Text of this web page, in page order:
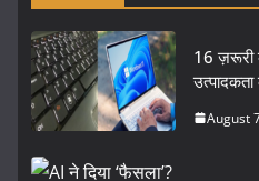
16 ज़रूरी
August